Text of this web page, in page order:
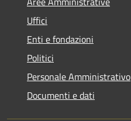
Uffici
Enti e fondazioni
Politici
Personale Amministrativo
Documenti e dati